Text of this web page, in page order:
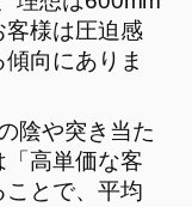
客様は圧迫感
向にありま
陰や突き当た
「高単価な客
ことで、平均